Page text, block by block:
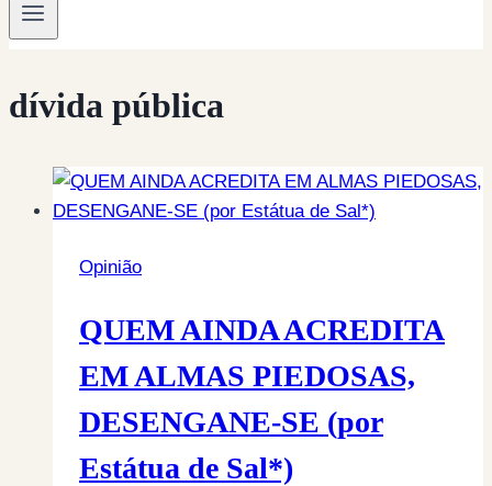
dívida pública
Opinião
QUEM AINDA ACREDITA
EM ALMAS PIEDOSAS,
DESENGANE-SE (por
Estátua de Sal*)